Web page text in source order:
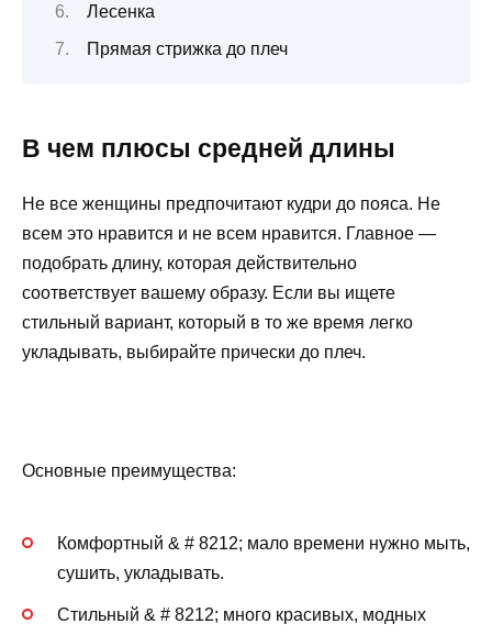
Лесенка
Прямая стрижка до плеч
В чем плюсы средней длины
Не все женщины предпочитают кудри до пояса. Не
всем это нравится и не всем нравится. Главное —
подобрать длину, которая действительно
соответствует вашему образу. Если вы ищете
стильный вариант, который в то же время легко
укладывать, выбирайте прически до плеч.
Основные преимущества:
Комфортный & # 8212; мало времени нужно мыть,
сушить, укладывать.
Стильный & # 8212; много красивых, модных